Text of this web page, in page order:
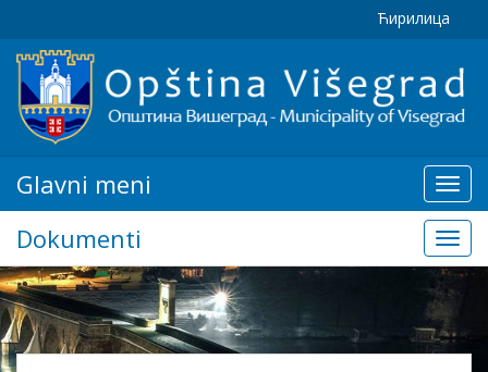
Ћирилица
Glavni
meni
Glavni meni
Dokumenti